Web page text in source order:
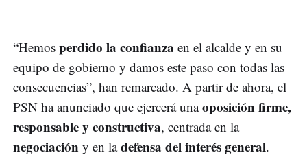
“Hemos perdido la confianza en el alcalde y en su
equipo de gobierno y damos este paso con todas las
consecuencias”, han remarcado. A partir de ahora, el
PSN ha anunciado que ejercerá unaoposición firme,
responsable y constructiva, centrada en la
negociación y en ladefensa del interés general.